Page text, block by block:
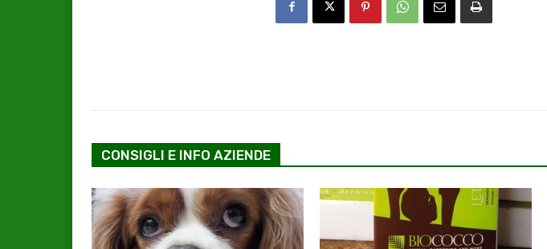
CONSIGLI E INFO AZIENDE